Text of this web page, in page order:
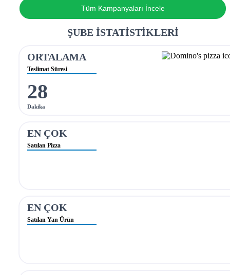
Tüm Kampanyaları İncele
ŞUBE İSTATİSTİKLERİ
ORTALAMA
Teslimat Süresi
28
Dakika
EN ÇOK
Satılan Pizza
EN ÇOK
Satılan Yan Ürün